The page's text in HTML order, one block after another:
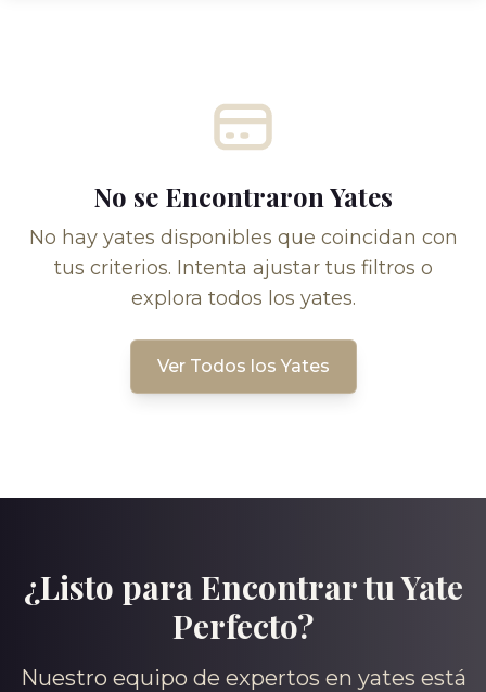
No se Encontraron Yates
No hay yates disponibles que coincidan con
tus criterios. Intenta ajustar tus filtros o
explora todos los yates.
Ver Todos los Yates
¿Listo para Encontrar tu Yate
Perfecto?
Nuestro equipo de expertos en yates está